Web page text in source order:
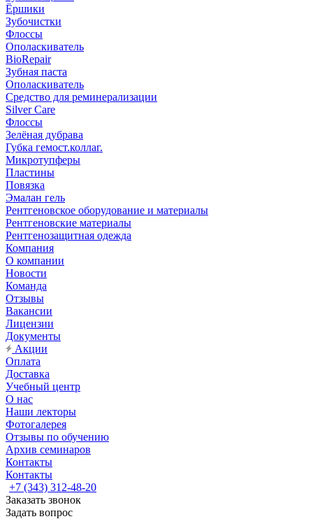
Ёршики
Зубочистки
Флоссы
Ополаскиватель
BioRepair
Зубная паста
Ополаскиватель
Средство для реминерализации
Silver Care
Флоссы
Зелёная дубрава
Губка гемост.коллаг.
Микротупферы
Пластины
Повязка
Эмалан гель
Рентгеновское оборудование и материалы
Рентгеновские материалы
Рентгенозащитная одежда
Компания
О компании
Новости
Команда
Отзывы
Вакансии
Лицензии
Документы
Акции
Оплата
Доставка
Учебный центр
О нас
Наши лекторы
Фотогалерея
Отзывы по обучению
Архив семинаров
Контакты
Контакты
+7 (343) 312-48-20
Заказать звонок
Задать вопрос